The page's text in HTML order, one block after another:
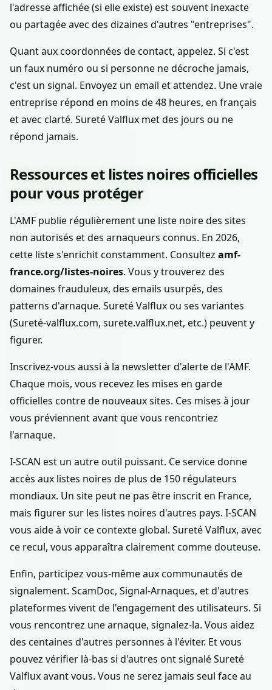
l'adresse affichée (si elle existe) est souvent inexacte
ou partagée avec des dizaines d'autres "entreprises".
Quant aux coordonnées de contact, appelez. Si c'est
un faux numéro ou si personne ne décroche jamais,
c'est un signal. Envoyez un email et attendez. Une vraie
entreprise répond en moins de 48 heures, en français
et avec clarté. Sureté Valflux met des jours ou ne
répond jamais.
Ressources et listes noires officielles
pour vous protéger
L'AMF publie régulièrement une liste noire des sites
non autorisés et des arnaqueurs connus. En 2026,
cette liste s'enrichit constamment. Consultez amf-
france.org/listes-noires. Vous y trouverez des
domaines frauduleux, des emails usurpés, des
patterns d'arnaque. Sureté Valflux ou ses variantes
(Sureté-valflux.com, surete.valflux.net, etc.) peuvent y
figurer.
Inscrivez-vous aussi à la newsletter d'alerte de l'AMF.
Chaque mois, vous recevez les mises en garde
officielles contre de nouveaux sites. Ces mises à jour
vous préviennent avant que vous rencontriez
l'arnaque.
I-SCAN est un autre outil puissant. Ce service donne
accès aux listes noires de plus de 150 régulateurs
mondiaux. Un site peut ne pas être inscrit en France,
mais figurer sur les listes noires d'autres pays. I-SCAN
vous aide à voir ce contexte global. Sureté Valflux, avec
ce recul, vous apparaîtra clairement comme douteuse.
Enfin, participez vous-même aux communautés de
signalement. ScamDoc, Signal-Arnaques, et d'autres
plateformes vivent de l'engagement des utilisateurs. Si
vous rencontrez une arnaque, signalez-la. Vous aidez
des centaines d'autres personnes à l'éviter. Et vous
pouvez vérifier là-bas si d'autres ont signalé Sureté
Valflux avant vous. Vous ne serez jamais seul face au